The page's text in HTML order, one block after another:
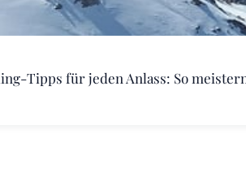
Tipps für jeden Anlass: So